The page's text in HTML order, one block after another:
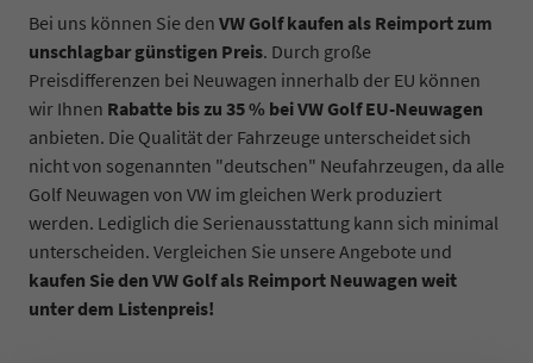
Bei uns können Sie den VW Golf kaufen als Reimport zum
unschlagbar günstigen Preis. Durch große
Preisdifferenzen bei Neuwagen innerhalb der EU können
wir Ihnen Rabatte bis zu 35 % bei VW Golf EU-Neuwagen
anbieten. Die Qualität der Fahrzeuge unterscheidet sich
nicht von sogenannten "deutschen" Neufahrzeugen, da alle
Golf Neuwagen von VW im gleichen Werk produziert
werden. Lediglich die Serienausstattung kann sich minimal
unterscheiden. Vergleichen Sie unsere Angebote und
kaufen Sie den VW Golf als Reimport Neuwagen weit
unter dem Listenpreis!